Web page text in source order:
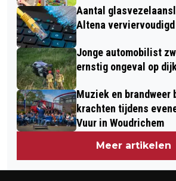
Aantal
Altena
Jonge automobilist
ernstig ongeval op
Muziek en brandweer
krachten tijdens
Vuur in Woudrichem
Meer artikelen